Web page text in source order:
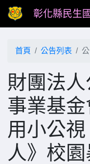
彰化縣民生
首頁 公告列表
財團法
事業基
用小公
人》校